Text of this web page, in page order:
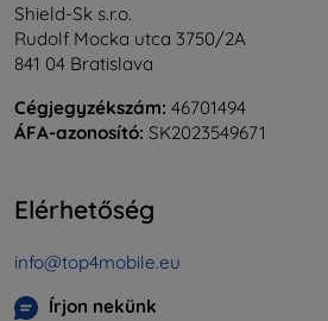
Shield-Sk s.r.o.
Rudolf Mocka utca 3750/2A
841 04 Bratislava
Cégjegyzékszám: 46701494
ÁFA-azonosító: SK2023549671
Elérhetőség
info@top4mobile.eu
Írjon nekünk